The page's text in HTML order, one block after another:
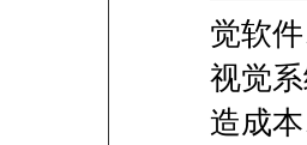
觉软
视觉
造成